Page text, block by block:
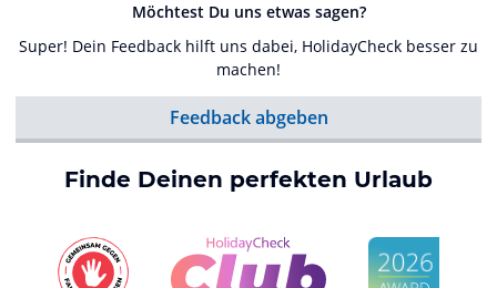
Möchtest Du uns etwas sagen?
Super! Dein Feedback hilft uns dabei, HolidayCheck besser zu
machen!
Feedback abgeben
Finde Deinen perfekten Urlaub